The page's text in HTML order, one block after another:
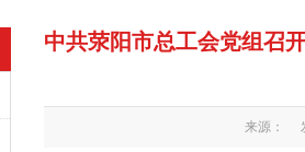
中共荥阳市总工会党组召
来源：